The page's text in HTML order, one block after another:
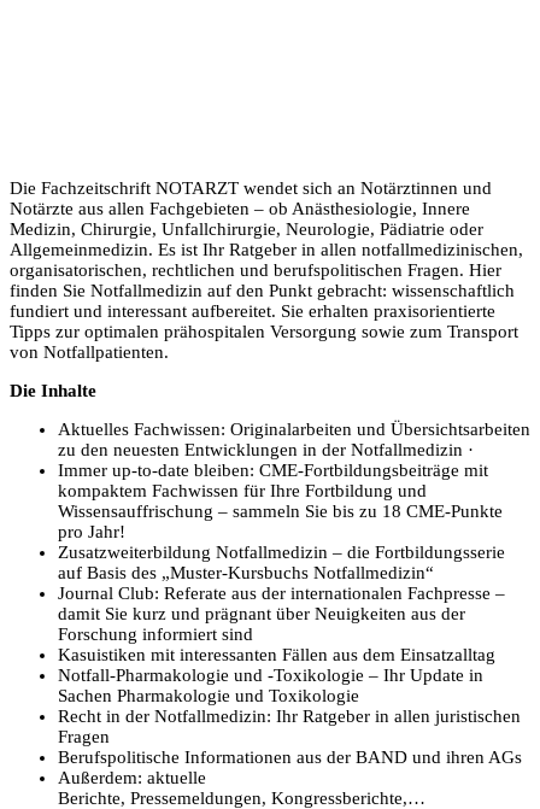
Die Fachzeitschrift NOTARZT wendet sich an Notärztinnen und
Notärzte aus allen Fachgebieten – ob Anästhesiologie, Innere
Medizin, Chirurgie, Unfallchirurgie, Neurologie, Pädiatrie oder
Allgemeinmedizin. Es ist Ihr Ratgeber in allen notfallmedizinischen,
organisatorischen, rechtlichen und berufspolitischen Fragen. Hier
finden Sie Notfallmedizin auf den Punkt gebracht: wissenschaftlich
fundiert und interessant aufbereitet. Sie erhalten praxisorientierte
Tipps zur optimalen prähospitalen Versorgung sowie zum Transport
von Notfallpatienten.
Die Inhalte
Aktuelles Fachwissen: Originalarbeiten und Übersichtsarbeiten
zu den neuesten Entwicklungen in der Notfallmedizin ·
Immer up-to-date bleiben: CME-Fortbildungsbeiträge mit
kompaktem Fachwissen für Ihre Fortbildung und
Wissensauffrischung – sammeln Sie bis zu 18 CME-Punkte
pro Jahr!
Zusatzweiterbildung Notfallmedizin – die Fortbildungsserie
auf Basis des „Muster-Kursbuchs Notfallmedizin“
Journal Club: Referate aus der internationalen Fachpresse –
damit Sie kurz und prägnant über Neuigkeiten aus der
Forschung informiert sind
Kasuistiken mit interessanten Fällen aus dem Einsatzalltag
Notfall-Pharmakologie und -Toxikologie – Ihr Update in
Sachen Pharmakologie und Toxikologie
Recht in der Notfallmedizin: Ihr Ratgeber in allen juristischen
Fragen
Berufspolitische Informationen aus der BAND und ihren AGs
Außerdem: aktuelle
Berichte, Pressemeldungen, Kongressberichte,…